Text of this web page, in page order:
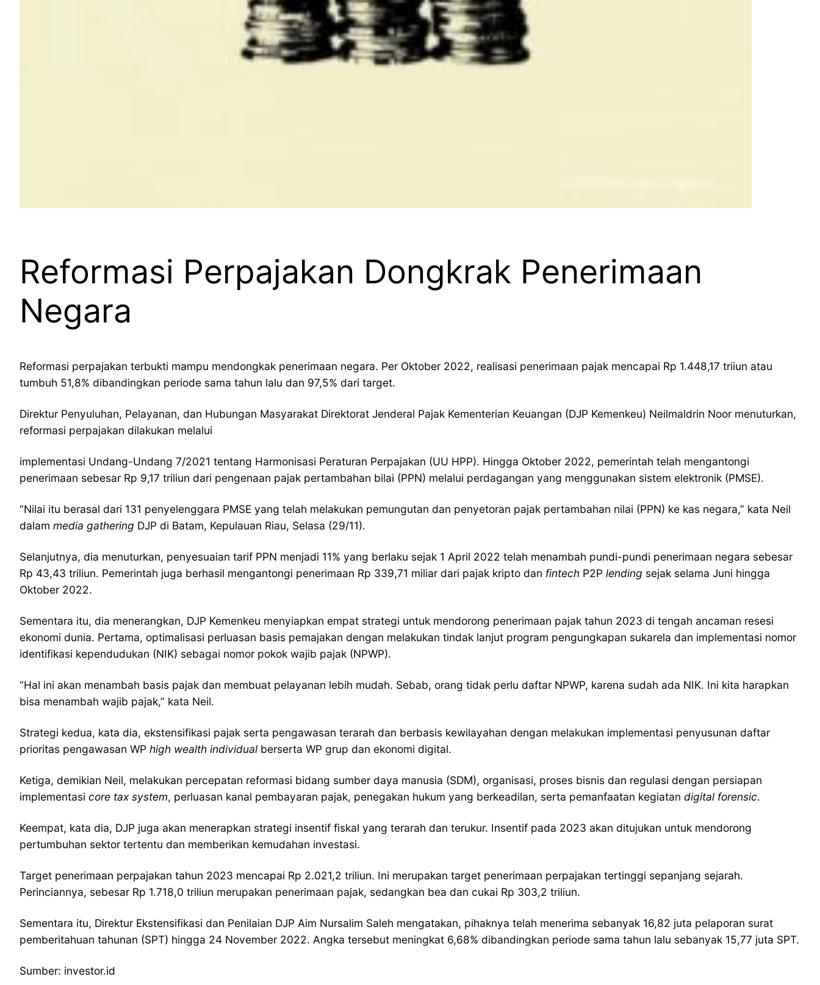
Reformasi Perpajakan Dongkrak Penerimaan
Negara
Reformasi perpajakan terbukti mampu mendongkak penerimaan negara. Per Oktober 2022, realisasi penerimaan pajak mencapai Rp 1.448,17 triiun atau
tumbuh 51,8% dibandingkan periode sama tahun lalu dan 97,5% dari target.
Direktur Penyuluhan, Pelayanan, dan Hubungan Masyarakat Direktorat Jenderal Pajak Kementerian Keuangan (DJP Kemenkeu) Neilmaldrin Noor menuturkan,
reformasi perpajakan dilakukan melalui
implementasi Undang-Undang 7/2021 tentang Harmonisasi Peraturan Perpajakan (UU HPP). Hingga Oktober 2022, pemerintah telah mengantongi
penerimaan sebesar Rp 9,17 triliun dari pengenaan pajak pertambahan bilai (PPN) melalui perdagangan yang menggunakan sistem elektronik (PMSE).
“Nilai itu berasal dari 131 penyelenggara PMSE yang telah melakukan pemungutan dan penyetoran pajak pertambahan nilai (PPN) ke kas negara,” kata Neil
dalam media gathering DJP di Batam, Kepulauan Riau, Selasa (29/11).
Selanjutnya, dia menuturkan, penyesuaian tarif PPN menjadi 11% yang berlaku sejak 1 April 2022 telah menambah pundi-pundi penerimaan negara sebesar
Rp 43,43 triliun. Pemerintah juga berhasil mengantongi penerimaan Rp 339,71 miliar dari pajak kripto dan fintech P2P lending sejak selama Juni hingga
Oktober 2022.
Sementara itu, dia menerangkan, DJP Kemenkeu menyiapkan empat strategi untuk mendorong penerimaan pajak tahun 2023 di tengah ancaman resesi
ekonomi dunia. Pertama, optimalisasi perluasan basis pemajakan dengan melakukan tindak lanjut program pengungkapan sukarela dan implementasi nomor
identifikasi kependudukan (NIK) sebagai nomor pokok wajib pajak (NPWP).
“Hal ini akan menambah basis pajak dan membuat pelayanan lebih mudah. Sebab, orang tidak perlu daftar NPWP, karena sudah ada NIK. Ini kita harapkan
bisa menambah wajib pajak,” kata Neil.
Strategi kedua, kata dia, ekstensifikasi pajak serta pengawasan terarah dan berbasis kewilayahan dengan melakukan implementasi penyusunan daftar
prioritas pengawasan WP high wealth individual berserta WP grup dan ekonomi digital.
Ketiga, demikian Neil, melakukan percepatan reformasi bidang sumber daya manusia (SDM), organisasi, proses bisnis dan regulasi dengan persiapan
implementasi core tax system, perluasan kanal pembayaran pajak, penegakan hukum yang berkeadilan, serta pemanfaatan kegiatan digital forensic.
Keempat, kata dia, DJP juga akan menerapkan strategi insentif fiskal yang terarah dan terukur. Insentif pada 2023 akan ditujukan untuk mendorong
pertumbuhan sektor tertentu dan memberikan kemudahan investasi.
Target penerimaan perpajakan tahun 2023 mencapai Rp 2.021,2 triliun. Ini merupakan target penerimaan perpajakan tertinggi sepanjang sejarah.
Perinciannya, sebesar Rp 1.718,0 triliun merupakan penerimaan pajak, sedangkan bea dan cukai Rp 303,2 triliun.
Sementara itu, Direktur Ekstensifikasi dan Penilaian DJP Aim Nursalim Saleh mengatakan, pihaknya telah menerima sebanyak 16,82 juta pelaporan surat
pemberitahuan tahunan (SPT) hingga 24 November 2022. Angka tersebut meningkat 6,68% dibandingkan periode sama tahun lalu sebanyak 15,77 juta SPT.
Sumber: investor.id